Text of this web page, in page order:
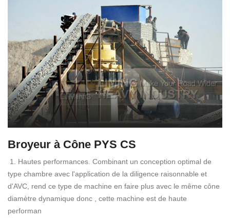
Broyeur à Cône PYS CS
1. Hautes performances. Combinant un conception optimal de
type chambre avec l'application de la diligence raisonnable et
d'AVC, rend ce type de machine en faire plus avec le même cône
diamètre dynamique donc , cette machine est de haute
performan